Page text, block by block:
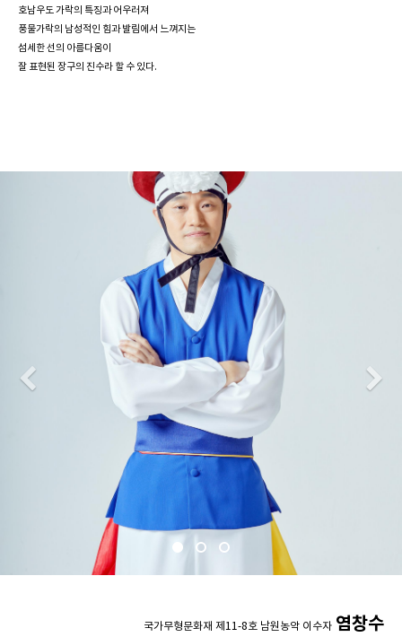
호남우도 가락의 특징과 어우러져
풍물가락의 남성적인 힘과 발림에서 느껴지는
섬세한 선의 아름다움이
잘 표현된 장구의 진수라 할 수 있다.
Previous
국가무형문화재 제11-8호 남원농악 이수자 염창수